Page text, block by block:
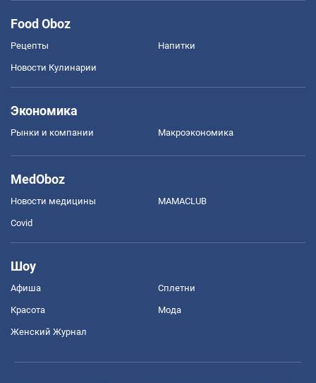
Food Oboz
Рецепты Напитки
Новости Кулинарии
Экономика
Рынки и компании Mакроэкономика
MedOboz
Новости медицины MAMACLUB
Covid
Шоу
Афиша Сплетни
Красота Мода
Женский Журнал